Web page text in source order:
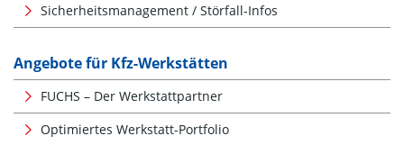
Sicherheitsmanagement / Störfall-Infos
Angebote für Kfz-Werkstätten
FUCHS – Der Werkstattpartner
Optimiertes Werkstatt-Portfolio